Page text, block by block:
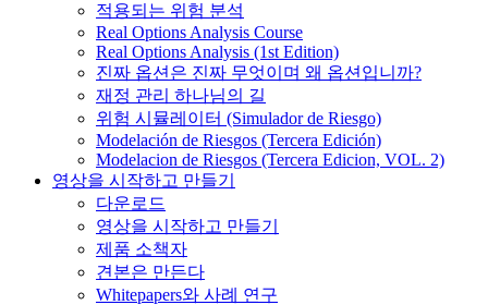
적용되는 위험 분석
Real Options Analysis Course
Real Options Analysis (1st Edition)
진짜 옵션은 진짜 무엇이며 왜 옵션입니까?
재정 관리 하나님의 길
위험 시뮬레이터 (Simulador de Riesgo)
Modelación de Riesgos (Tercera Edición)
Modelacion de Riesgos (Tercera Edicion, VOL. 2)
영상을 시작하고 만들기
다운로드
영상을 시작하고 만들기
제품 소책자
견본은 만든다
Whitepapers와 사례 연구